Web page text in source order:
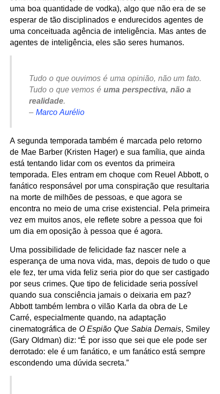
uma boa quantidade de vodka), algo que não era de se
esperar de tão disciplinados e endurecidos agentes de
uma conceituada agência de inteligência. Mas antes de
agentes de inteligência, eles são seres humanos.
Tudo o que ouvimos é uma opinião, não um fato.
Tudo o que vemos é uma perspectiva, não a
realidade.
– Marco Aurélio
A segunda temporada também é marcada pelo retorno
de Mae Barber (Kristen Hager) e sua família, que ainda
está tentando lidar com os eventos da primeira
temporada. Eles entram em choque com Reuel Abbott, o
fanático responsável por uma conspiração que resultaria
na morte de milhões de pessoas, e que agora se
encontra no meio de uma crise existencial. Pela primeira
vez em muitos anos, ele reflete sobre a pessoa que foi
um dia em oposição à pessoa que é agora.
Uma possibilidade de felicidade faz nascer nele a
esperança de uma nova vida, mas, depois de tudo o que
ele fez, ter uma vida feliz seria pior do que ser castigado
por seus crimes. Que tipo de felicidade seria possível
quando sua consciência jamais o deixaria em paz?
Abbott também lembra o vilão Karla da obra de Le
Carré, especialmente quando, na adaptação
cinematográfica de O Espião Que Sabia Demais, Smiley
(Gary Oldman) diz: “É por isso que sei que ele pode ser
derrotado: ele é um fanático, e um fanático está sempre
escondendo uma dúvida secreta.”